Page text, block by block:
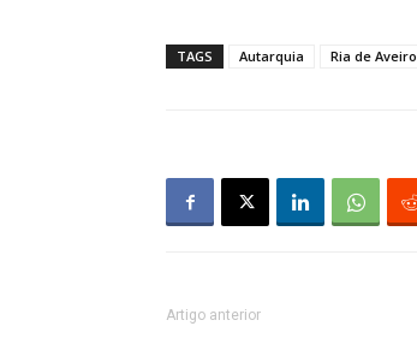
TAGS Autarquia Ria de Aveiro
Artigo anterior